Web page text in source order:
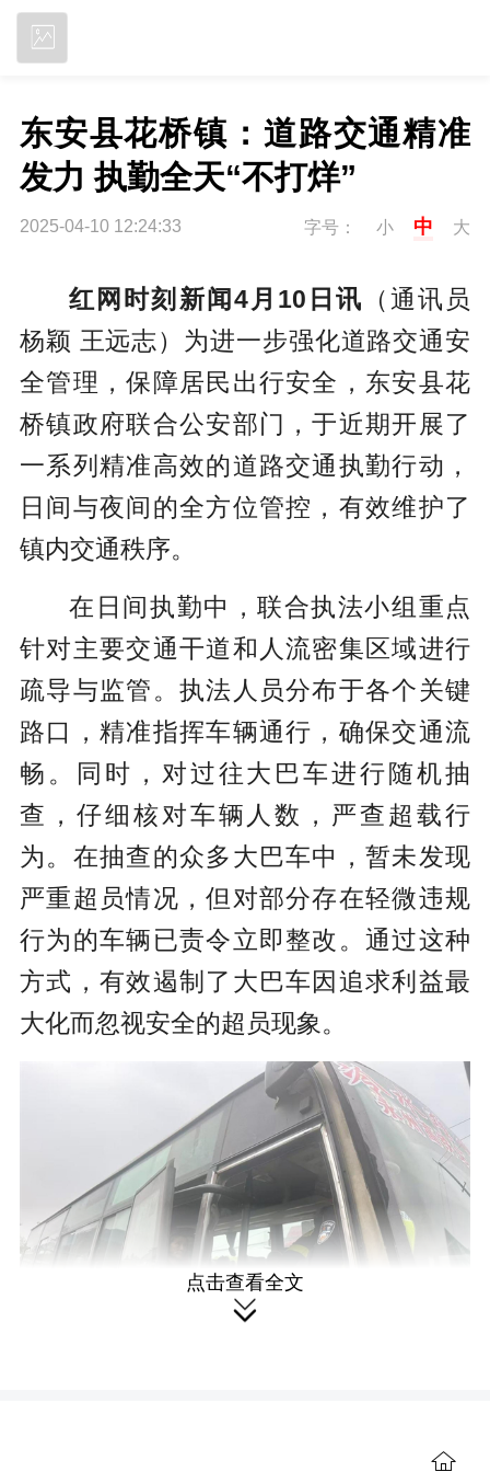
东安县花桥镇：道路交通精准
发力 执勤全天“不打烊”
2025-04-10 12:24:33 字号： 小 中 大
红网时刻新闻4月10日讯 （通讯员
杨颖 王远志）为进一步强化道路交通安
全管理，保障居民出行安全，东安县花
桥镇政府联合公安部门，于近期开展了
一系列精准高效的道路交通执勤行动，
日间与夜间的全方位管控，有效维护了
镇内交通秩序。
在日间执勤中，联合执法小组重点
针对主要交通干道和人流密集区域进行
疏导与监管。执法人员分布于各个关键
路口，精准指挥车辆通行，确保交通流
畅。同时，对过往大巴车进行随机抽
查，仔细核对车辆人数，严查超载行
为。在抽查的众多大巴车中，暂未发现
严重超员情况，但对部分存在轻微违规
行为的车辆已责令立即整改。通过这种
方式，有效遏制了大巴车因追求利益最
大化而忽视安全的超员现象。
点击查看全文
